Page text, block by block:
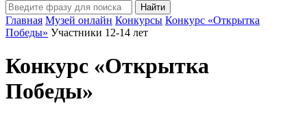
Главная Музей онлайн Конкурсы Конкурс «Открытка
Победы» Участники 12-14 лет
Конкурс «Открытка
Победы»